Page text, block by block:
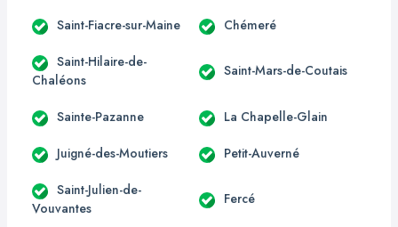
Saint-Fiacre-sur-Maine Chémeré
Saint-Hilaire-de-
Chaléons
Saint-Mars-de-Coutais
Sainte-Pazanne La Chapelle-Glain
Juigné-des-Moutiers Petit-Auverné
Saint-Julien-de-
Vouvantes
Fercé